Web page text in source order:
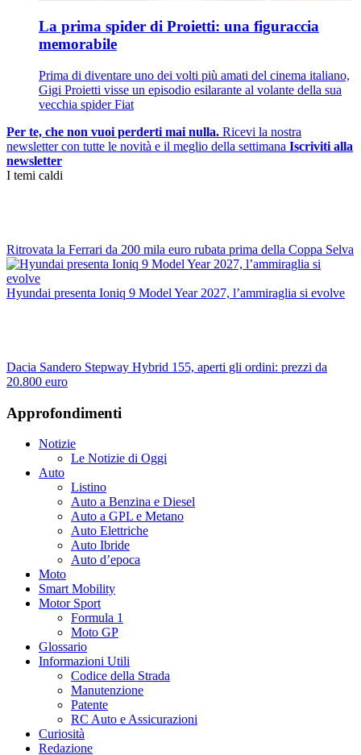
La prima spider di Proietti: una figuraccia
memorabile
Prima di diventare uno dei volti più amati del cinema italiano,
Gigi Proietti visse un episodio esilarante al volante della sua
vecchia spider Fiat
Per te, che non vuoi perderti mai nulla. Ricevi la nostra
newsletter con tutte le novità e il meglio della settimana Iscriviti alla
newsletter
I temi caldi
Ritrovata la Ferrari da 200 mila euro rubata prima della Coppa Selva
Hyundai presenta Ioniq 9 Model Year 2027, l’ammiraglia si evolve
Dacia Sandero Stepway Hybrid 155, aperti gli ordini: prezzi da
20.800 euro
Approfondimenti
Notizie
Le Notizie di Oggi
Auto
Listino
Auto a Benzina e Diesel
Auto a GPL e Metano
Auto Elettriche
Auto Ibride
Auto d’epoca
Moto
Smart Mobility
Motor Sport
Formula 1
Moto GP
Glossario
Informazioni Utili
Codice della Strada
Manutenzione
Patente
RC Auto e Assicurazioni
Curiosità
Redazione